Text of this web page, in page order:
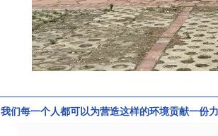
我们每一个人都可以为营造这样的环境贡献一份